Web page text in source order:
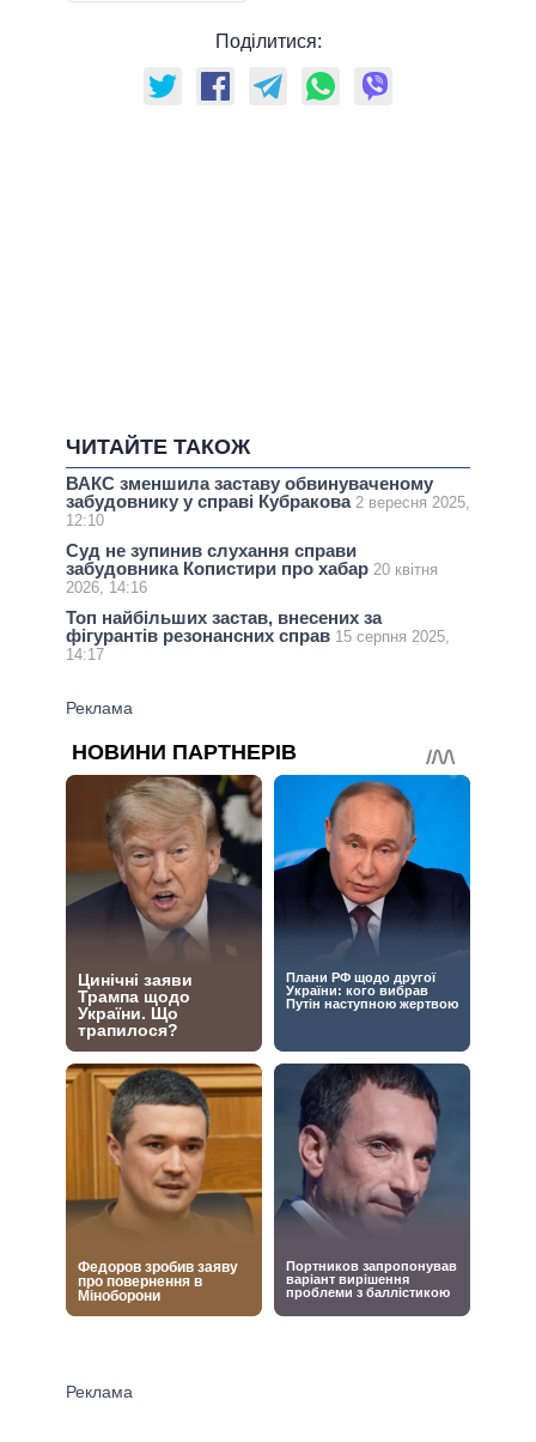
Поділитися:
ЧИТАЙТЕ ТАКОЖ
ВАКС зменшила заставу обвинуваченому
забудовнику у справі Кубракова 2 вересня 2025,
12:10
Суд не зупинив слухання справи
забудовника Копистири про хабар 20 квітня
2026, 14:16
Топ найбільших застав, внесених за
фігурантів резонансних справ 15 серпня 2025,
14:17